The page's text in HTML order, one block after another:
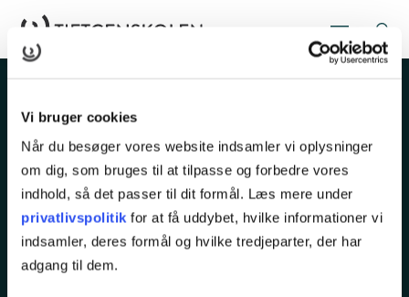
Vi bruger cookies
Når du besøger vores website indsamler vi oplysninger
om dig, som bruges til at tilpasse og forbedre vores
indhold, så det passer til dit formål. Læs mere under
privatlivspolitik for at få uddybet, hvilke informationer vi
indsamler, deres formål og hvilke tredjeparter, der har
adgang til dem.
Rugårdsvej 286
5210 Odense NV
Tlf.65 45 25 00